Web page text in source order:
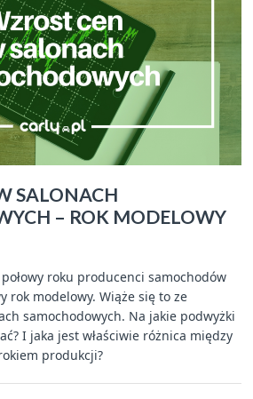
SALONACH
– ROK MODELOWY
roku producenci samochodów
rok modelowy. Wiąże się to ze
samochodowych. Na jakie podwyżki
I jaka jest właściwie różnica między
produkcji?